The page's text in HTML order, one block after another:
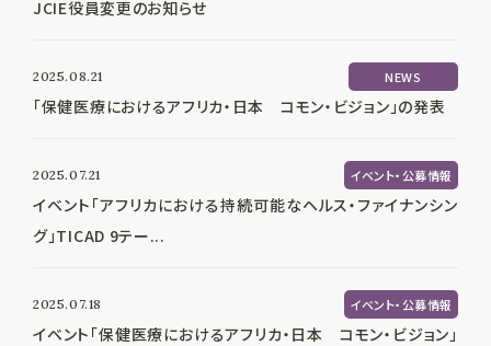
JCIE役員変更のお知らせ
2025.08.21 NEWS
「保健医療におけるアフリカ・日本 コモン・ビジョン」の発表
2025.07.21 イベント・公募情報
イベント「アフリカにおける持続可能なヘルス・ファイナンシン
グ」TICAD 9テー...
2025.07.18 イベント・公募情報
イベント「保健医療におけるアフリカ・日本 コモン・ビジョン」